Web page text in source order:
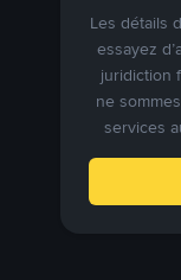
Les détails
essayez
juridiction
ne
services